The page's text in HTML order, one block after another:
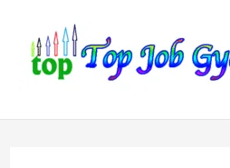
content